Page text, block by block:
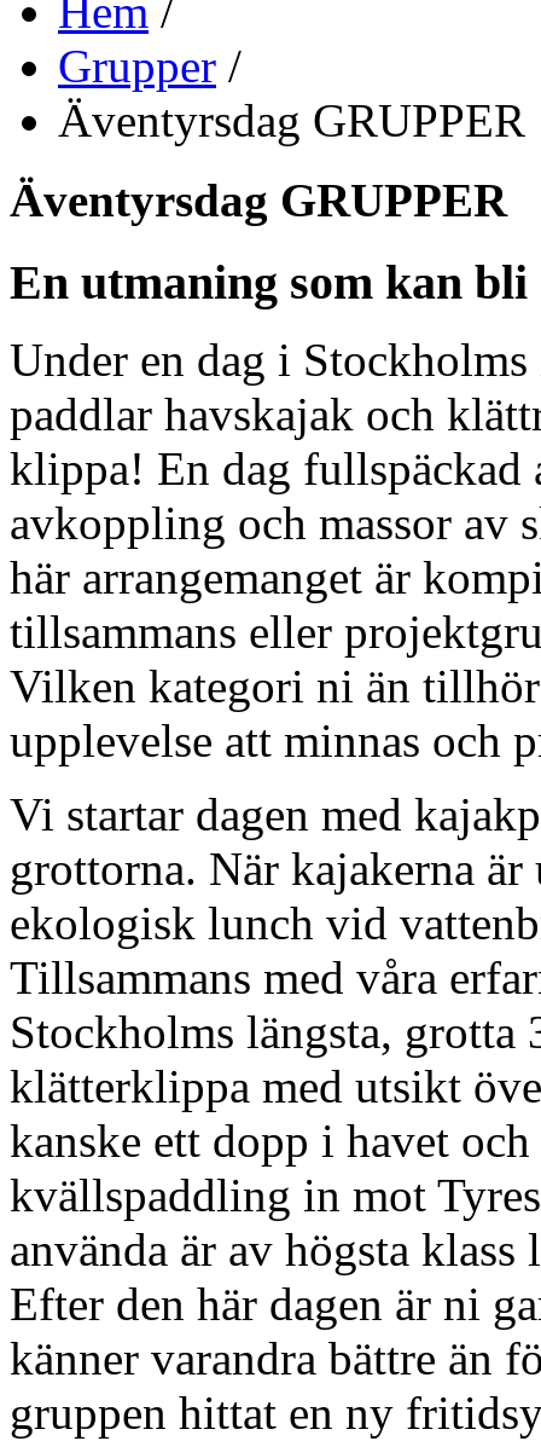
Hem /
Grupper /
Äventyrsdag GRUPPER
Äventyrsdag GRUPPER
En utmaning som kan
Under en dag i
paddlar havskajak och
klippa! En dag fullspäckad
avkoppling och massor av
här arrangemanget är
tillsammans eller
Vilken kategori ni än
upplevelse att minnas och
Vi startar dagen med
grottorna. När kajakerna är
ekologisk lunch vid
Tillsammans med våra
Stockholms längsta, grotta
klätterklippa med utsikt
kanske ett dopp i havet
kvällspaddling in mot
använda är av högsta
Efter den här dagen är ni
känner varandra bättre än
gruppen hittat en ny